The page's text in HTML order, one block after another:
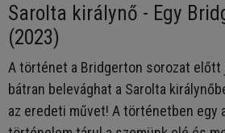
Sarolta királynő - Egy
(2023)
A történet a Bridgerton sorozat előtt
bátran belevághat a Sarolta
az eredeti művet! A történetben egy